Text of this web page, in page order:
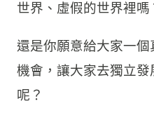
世界、虛假的世界裡嗎
還是你願意給大家一
機會，讓大家去獨立
呢？